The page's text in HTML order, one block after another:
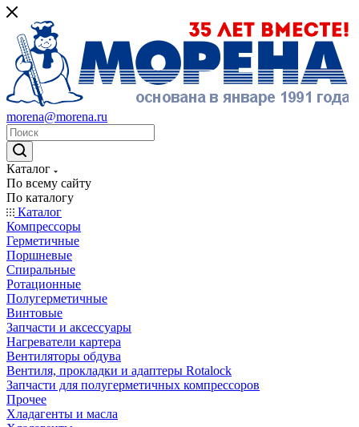
morena@morena.ru
Каталог
По всему сайту
По каталогу
Каталог
Компрессоры
Герметичные
Поршневые
Спиральные
Ротационные
Полугерметичные
Винтовые
Запчасти и аксессуары
Нагреватели картера
Вентиляторы обдува
Вентиля, прокладки и адаптеры Rotalock
Запчасти для полугерметичных компрессоров
Прочее
Хладагенты и масла